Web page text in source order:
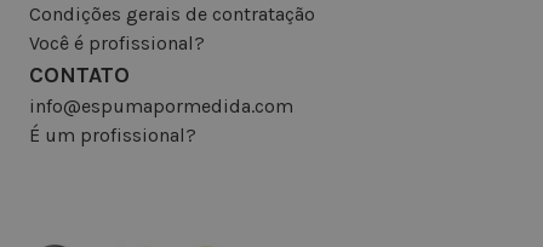
Condições gerais de contratação
Você é profissional?
CONTATO
info@espumapormedida.com
É um profissional?